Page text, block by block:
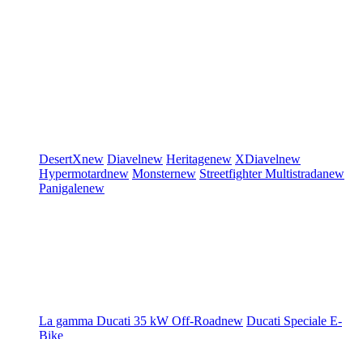
DesertXnew Diavelnew Heritagenew XDiavelnew
Hypermotardnew Monsternew StreetfighterMultistradanew
Panigalenew
La gamma Ducati 35 kW Off-Roadnew Ducati Speciale E-
Bike